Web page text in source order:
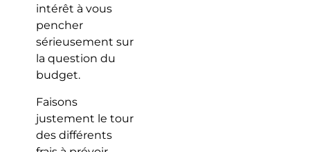
intérêt à vous
pencher
sérieusement sur
la question du
budget.
Faisons
justement le tour
des différents